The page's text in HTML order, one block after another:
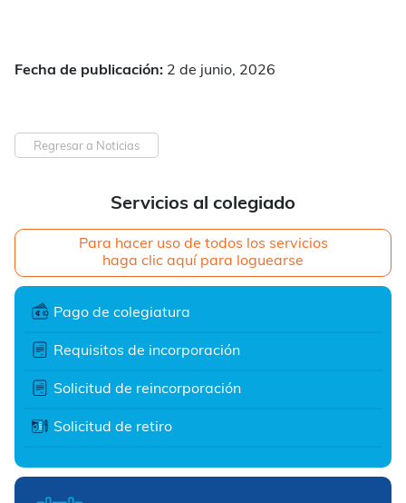
Servicios al colegiado
Para hacer uso de todos los servicios
haga clic aquí para loguearse
Pago de colegiatura
Requisitos de incorporación
Solicitud de reincorporación
Solicitud de retiro
Fecha de publicación: 2 de junio, 2026
Regresar a Noticias